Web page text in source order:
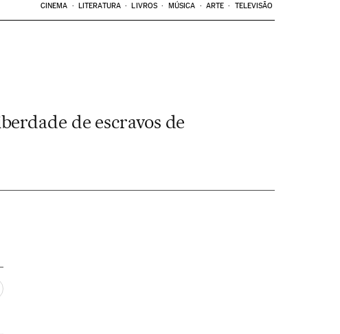
CINEMA LITERATURA LIVROS MÚSICA ARTE TELEVISÃO
de escravos de